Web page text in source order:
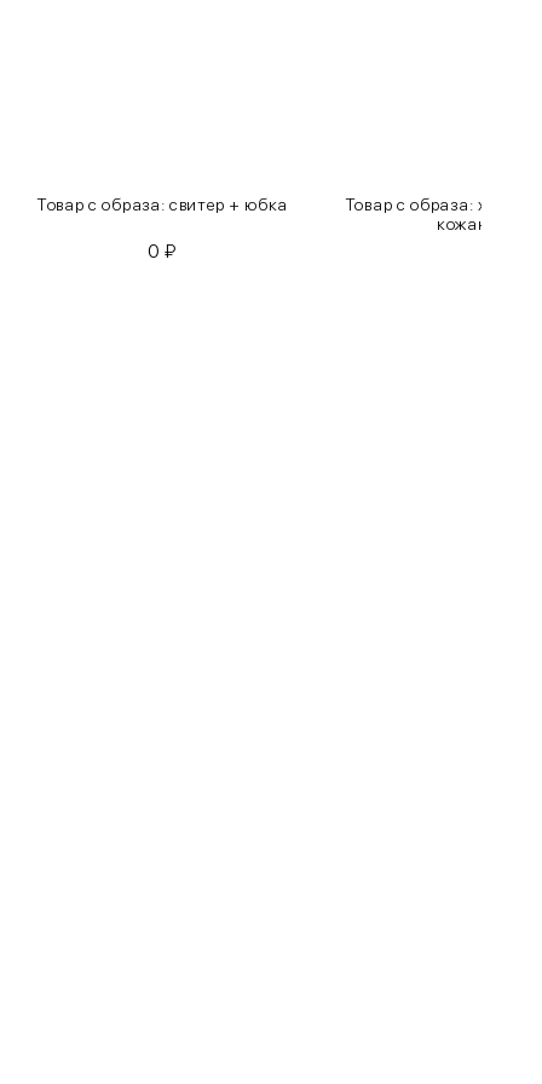
Товар с образа: свитер + юбка
0₽
Товар с образа:
кожаные